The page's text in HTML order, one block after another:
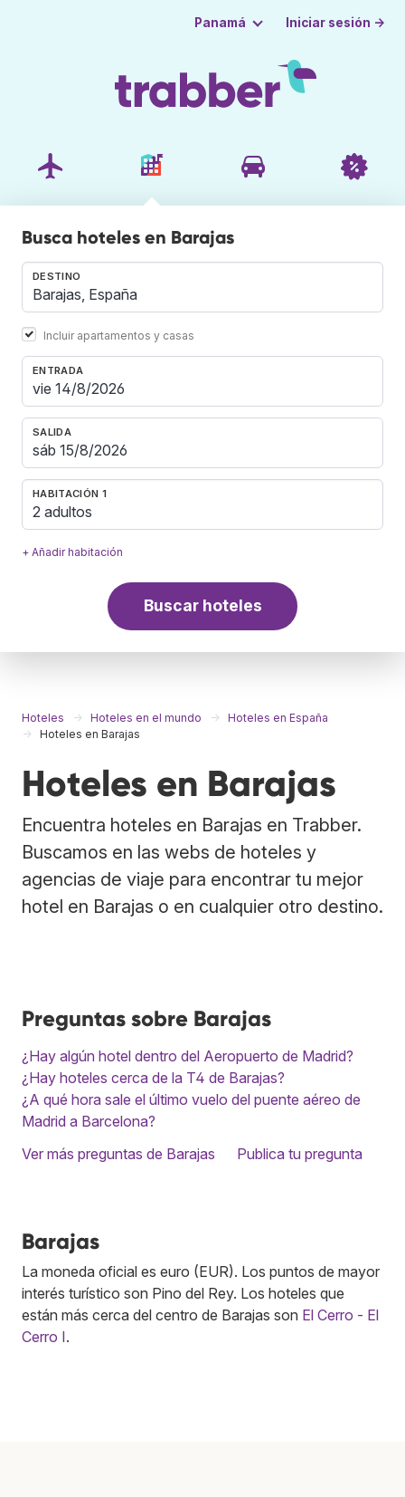
Panamá Iniciar sesión →
Busca hoteles en Barajas
DESTINO
Incluir apartamentos y casas
ENTRADA
SALIDA
HABITACIÓN 1
2 adultos
+ Añadir habitación
Buscar hoteles
Hoteles Hoteles en el mundo
Hoteles en España
Hoteles en Barajas
Hoteles en Barajas
Encuentra hoteles en Barajas en Trabber.
Buscamos en las webs de hoteles y
agencias de viaje para encontrar tu mejor
hotel en Barajas o en cualquier otro destino.
Preguntas sobre Barajas
¿Hay algún hotel dentro del Aeropuerto de Madrid?
¿Hay hoteles cerca de la T4 de Barajas?
¿A qué hora sale el último vuelo del puente aéreo de
Madrid a Barcelona?
Ver más preguntas de Barajas
Publica tu pregunta
Barajas
La moneda oficial es euro (EUR). Los puntos de mayor
interés turístico son Pino del Rey. Los hoteles que
están más cerca del centro de Barajas son El Cerro - El
Cerro I.